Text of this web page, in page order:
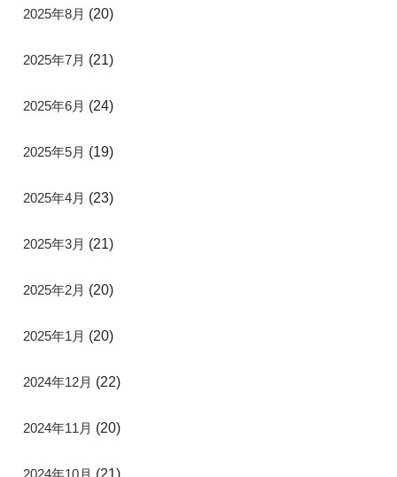
2025年8月 (20)
2025年7月 (21)
2025年6月 (24)
2025年5月 (19)
2025年4月 (23)
2025年3月 (21)
2025年2月 (20)
2025年1月 (20)
2024年12月 (22)
2024年11月 (20)